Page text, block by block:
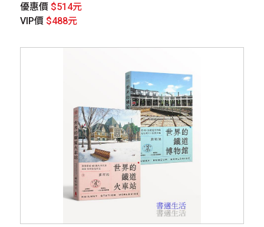
優惠價 $514元
VIP價 $488元